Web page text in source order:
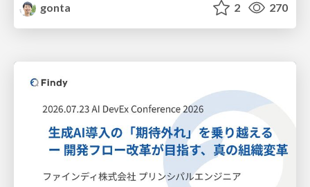
gonta
2 270